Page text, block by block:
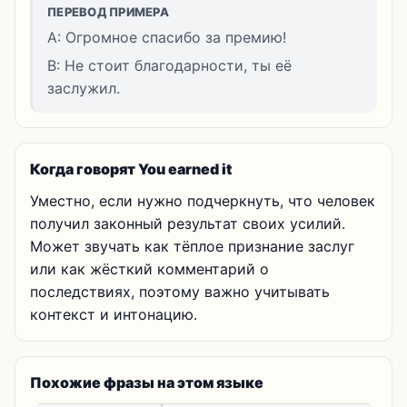
ПЕРЕВОД ПРИМЕРА
A: Огромное спасибо за премию!
B: Не стоит благодарности, ты её
заслужил.
Когда говорят You earned it
Уместно, если нужно подчеркнуть, что человек
получил законный результат своих усилий.
Может звучать как тёплое признание заслуг
или как жёсткий комментарий о
последствиях, поэтому важно учитывать
контекст и интонацию.
Похожие фразы на этом языке